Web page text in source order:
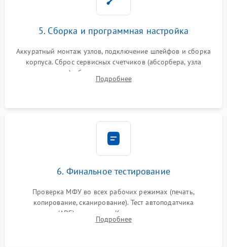
5. Сборка и программная настройка
Аккуратный монтаж узлов, подключение шлейфов и сборка
корпуса. Сброс сервисных счетчиков (абсорбера, узла
закрепления), обновление прошивки и программная
калибровка цветопередачи и позиционирования сканера.
Подробнее
6. Финальное тестирование
Проверка МФУ во всех рабочих режимах (печать,
копирование, сканирование). Тест автоподатчика
документов (ADF) и дуплекса. Контроль качества отпечатка
на отсутствие серого фона, полос и надежность запекания
Подробнее